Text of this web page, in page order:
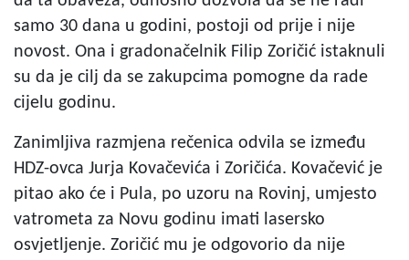
samo 30 dana u godini, postoji od prije i nije
novost. Ona i gradonačelnik Filip Zoričić istaknuli
su da je cilj da se zakupcima pomogne da rade
cijelu godinu.
Zanimljiva razmjena rečenica odvila se između
HDZ-ovca Jurja Kovačevića i Zoričića. Kovačević je
pitao ako će i Pula, po uzoru na Rovinj, umjesto
vatrometa za Novu godinu imati lasersko
osvjetljenje. Zoričić mu je odgovorio da nije